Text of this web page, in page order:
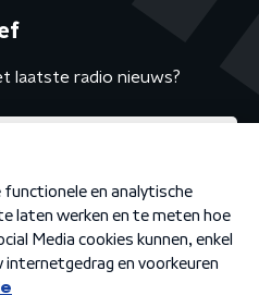
laatste radio nieuws?